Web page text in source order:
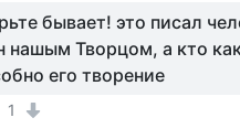
бывает! это писал
нашым Творцом, а кто
его творение
1